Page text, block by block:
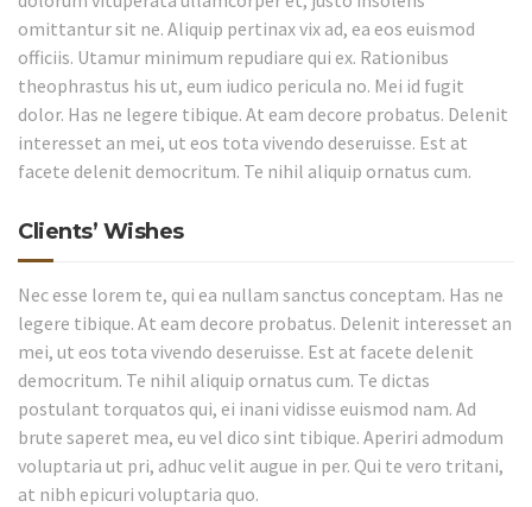
omittantur sit ne. Aliquip pertinax vix ad, ea eos euismod
officiis. Utamur minimum repudiare qui ex. Rationibus
theophrastus his ut, eum iudico pericula no. Mei id fugit
dolor. Has ne legere tibique. At eam decore probatus. Delenit
interesset an mei, ut eos tota vivendo deseruisse. Est at
facete delenit democritum. Te nihil aliquip ornatus cum.
Clients’ Wishes
Nec esse lorem te, qui ea nullam sanctus conceptam. Has ne
legere tibique. At eam decore probatus. Delenit interesset an
mei, ut eos tota vivendo deseruisse. Est at facete delenit
democritum. Te nihil aliquip ornatus cum. Te dictas
postulant torquatos qui, ei inani vidisse euismod nam. Ad
brute saperet mea, eu vel dico sint tibique. Aperiri admodum
voluptaria ut pri, adhuc velit augue in per. Qui te vero tritani,
at nibh epicuri voluptaria quo.